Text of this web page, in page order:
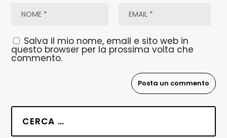
Salva il mio nome, email e sito web in
questo browser per la prossima volta che
commento.